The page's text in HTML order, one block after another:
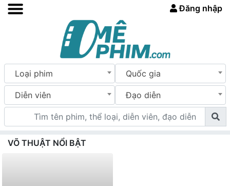
Đăng nhập
Loại phim Quốc gia
Diễn viên Đạo diễn
VÕ THUẬT NỔI BẬT